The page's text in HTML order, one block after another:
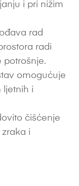
i pri nižim
rad
radi
potrošnje.
omogućuje
ljetnih i
čišćenje
i